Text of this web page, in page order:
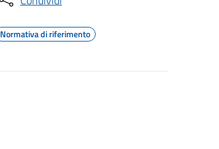
Normativa di riferimento